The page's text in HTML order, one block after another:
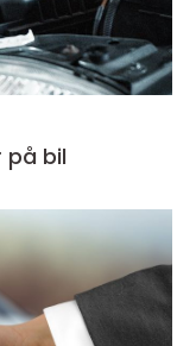
på bil